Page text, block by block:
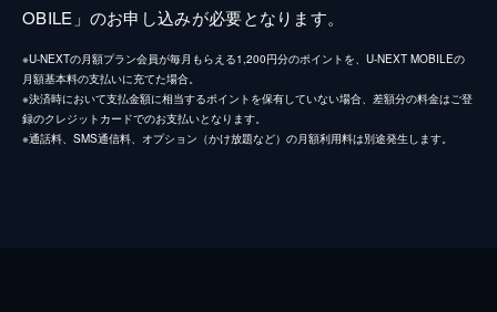
OBILE」のお申し込みが必要となります。
※U-NEXTの月額プラン会員が毎月もらえる1,200円分のポイントを、U-NEXT MOBILEの
月額基本料の支払いに充てた場合。
※決済時において支払金額に相当するポイントを保有していない場合、差額分の料金はご登
録のクレジットカードでのお支払いとなります。
※通話料、SMS通信料、オプション（かけ放題など）の月額利用料は別途発生します。